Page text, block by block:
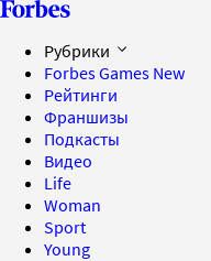
Рубрики
Forbes Games New
Рейтинги
Франшизы
Подкасты
Видео
Life
Woman
Sport
Young